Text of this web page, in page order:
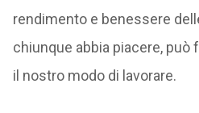
rendimento e benessere
chiunque abbia piacere,
il nostro modo di lavorare.